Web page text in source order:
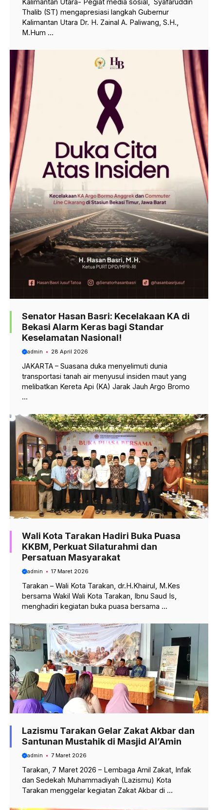
Thalib (ST) mengapresiasi langkah Gubernur
Kalimantan Utara Dr. H. Zainal A. Paliwang, S.H.,
M.Hum ...
Senator Hasan Basri: Kecelakaan KA di
Bekasi Alarm Keras bagi Standar
Keselamatan Nasional!
admin 28 April 2026
JAKARTA – Suasana duka menyelimuti dunia
transportasi tanah air menyusul insiden maut yang
melibatkan Kereta Api (KA) Jarak Jauh Argo Bromo
...
Wali Kota Tarakan Hadiri Buka Puasa
KKBM, Perkuat Silaturahmi dan
Persatuan Masyarakat
admin 17 Maret 2026
Tarakan – Wali Kota Tarakan, dr.H.Khairul, M.Kes
bersama Wakil Wali Kota Tarakan, Ibnu Saud Is,
menghadiri kegiatan buka puasa bersama ...
Lazismu Tarakan Gelar Zakat Akbar dan
Santunan Mustahik di Masjid Al’Amin
admin 7 Maret 2026
Tarakan, 7 Maret 2026 – Lembaga Amil Zakat, Infak
dan Sedekah Muhammadiyah (Lazismu) Kota
Tarakan menggelar kegiatan Zakat Akbar di ...